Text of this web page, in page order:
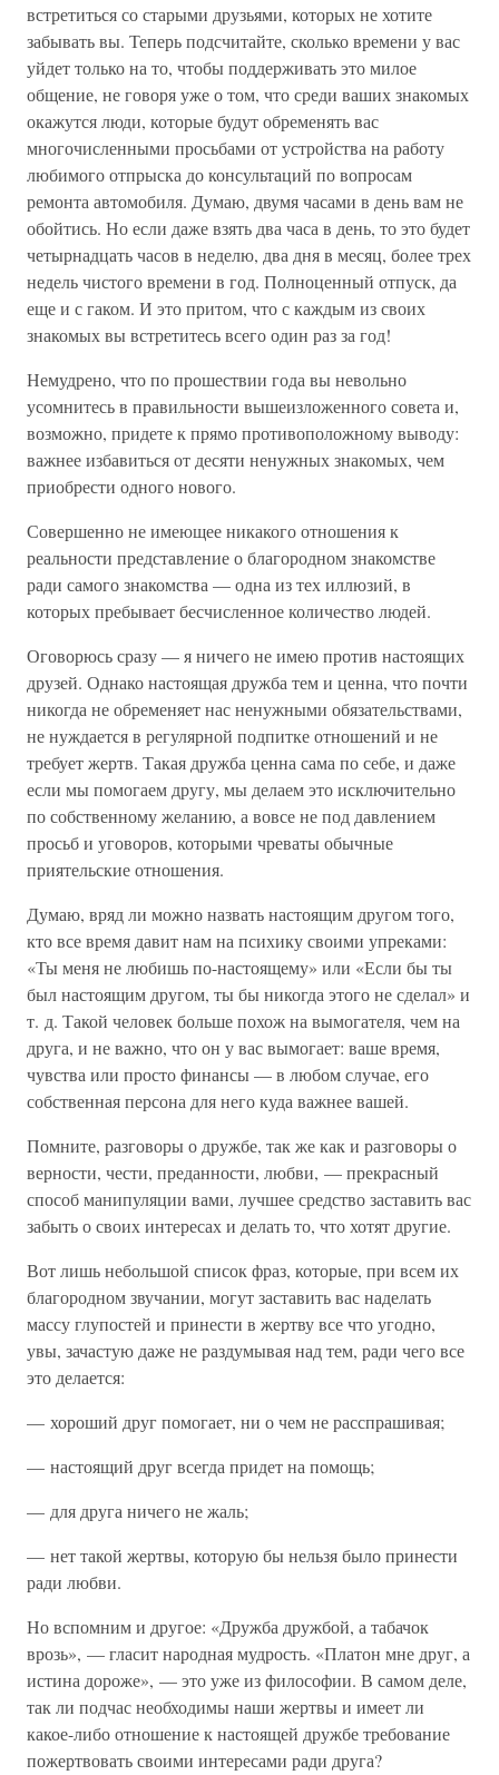
встретиться со старыми друзьями, которых не хотите
забывать вы. Теперь подсчитайте, сколько времени у вас
уйдет только на то, чтобы поддерживать это милое
общение, не говоря уже о том, что среди ваших знакомых
окажутся люди, которые будут обременять вас
многочисленными просьбами от устройства на работу
любимого отпрыска до консультаций по вопросам
ремонта автомобиля. Думаю, двумя часами в день вам не
обойтись. Но если даже взять два часа в день, то это будет
четырнадцать часов в неделю, два дня в месяц, более трех
недель чистого времени в год. Полноценный отпуск, да
еще и с гаком. И это притом, что с каждым из своих
знакомых вы встретитесь всего один раз за год!
Немудрено, что по прошествии года вы невольно
усомнитесь в правильности вышеизложенного совета и,
возможно, придете к прямо противоположному выводу:
важнее избавиться от десяти ненужных знакомых, чем
приобрести одного нового.
Совершенно не имеющее никакого отношения к
реальности представление о благородном знакомстве
ради самого знакомства — одна из тех иллюзий, в
которых пребывает бесчисленное количество людей.
Оговорюсь сразу — я ничего не имею против настоящих
друзей. Однако настоящая дружба тем и ценна, что почти
никогда не обременяет нас ненужными обязательствами,
не нуждается в регулярной подпитке отношений и не
требует жертв. Такая дружба ценна сама по себе, и даже
если мы помогаем другу, мы делаем это исключительно
по собственному желанию, а вовсе не под давлением
просьб и уговоров, которыми чреваты обычные
приятельские отношения.
Думаю, вряд ли можно назвать настоящим другом того,
кто все время давит нам на психику своими упреками:
«Ты меня не любишь по-настоящему» или «Если бы ты
был настоящим другом, ты бы никогда этого не сделал» и
т. д. Такой человек больше похож на вымогателя, чем на
друга, и не важно, что он у вас вымогает: ваше время,
чувства или просто финансы — в любом случае, его
собственная персона для него куда важнее вашей.
Помните, разговоры о дружбе, так же как и разговоры о
верности, чести, преданности, любви, — прекрасный
способ манипуляции вами, лучшее средство заставить вас
забыть о своих интересах и делать то, что хотят другие.
Вот лишь небольшой список фраз, которые, при всем их
благородном звучании, могут заставить вас наделать
массу глупостей и принести в жертву все что угодно,
увы, зачастую даже не раздумывая над тем, ради чего все
это делается:
— хороший друг помогает, ни о чем не расспрашивая;
— настоящий друг всегда придет на помощь;
— для друга ничего не жаль;
— нет такой жертвы, которую бы нельзя было принести
ради любви.
Но вспомним и другое: «Дружба дружбой, а табачок
врозь», — гласит народная мудрость. «Платон мне друг, а
истина дороже», — это уже из философии. В самом деле,
так ли подчас необходимы наши жертвы и имеет ли
какое-либо отношение к настоящей дружбе требование
пожертвовать своими интересами ради друга?